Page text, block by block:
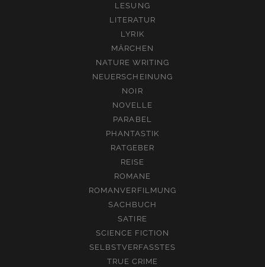
LESUNG
LITERATUR
LYRIK
MÄRCHEN
NATURE WRITING
NEUERSCHEINUNG
NOIR
NOVELLE
PARABEL
PHANTASTIK
RATGEBER
REISE
ROMANE
ROMANVERFILMUNG
SACHBUCH
SATIRE
SCIENCE FICTION
SELBSTVERFASSTES
TRUE CRIME